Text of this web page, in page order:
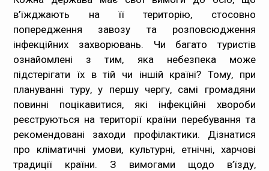
в’їжджають на її територію, стосовно
попередження завозу та розповсюдження
інфекційних захворювань. Чи багато туристів
ознайомлені з тим, яка небезпека може
підстерігати їх в тій чи іншій країні? Тому, при
плануванні туру, у першу чергу, самі громадяни
повинні поцікавитися, які інфекційні хвороби
реєструються на території країни перебування та
рекомендовані заходи профілактики. Дізнатися
про кліматичні умови, культурні, етнічні, харчові
традиції країни. З вимогами щодо в’їзду,